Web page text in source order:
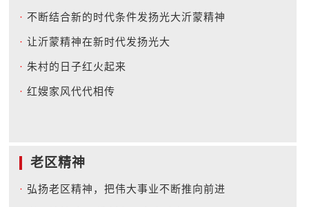
· 不断结合新的时代条件发扬光大沂蒙精神
· 让沂蒙精神在新时代发扬光大
· 朱村的日子红火起来
· 红嫂家风代代相传
老区精神
· 弘扬老区精神，把伟大事业不断推向前进